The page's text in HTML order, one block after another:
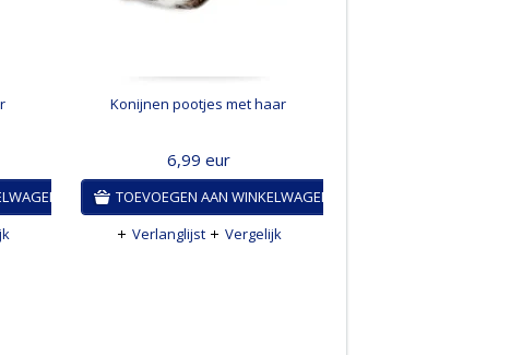
Konijnen pootjes met haar
6,99 eur
TOEVOEGEN AAN WINKELWAGEN
Verlanglijst
Vergelijk